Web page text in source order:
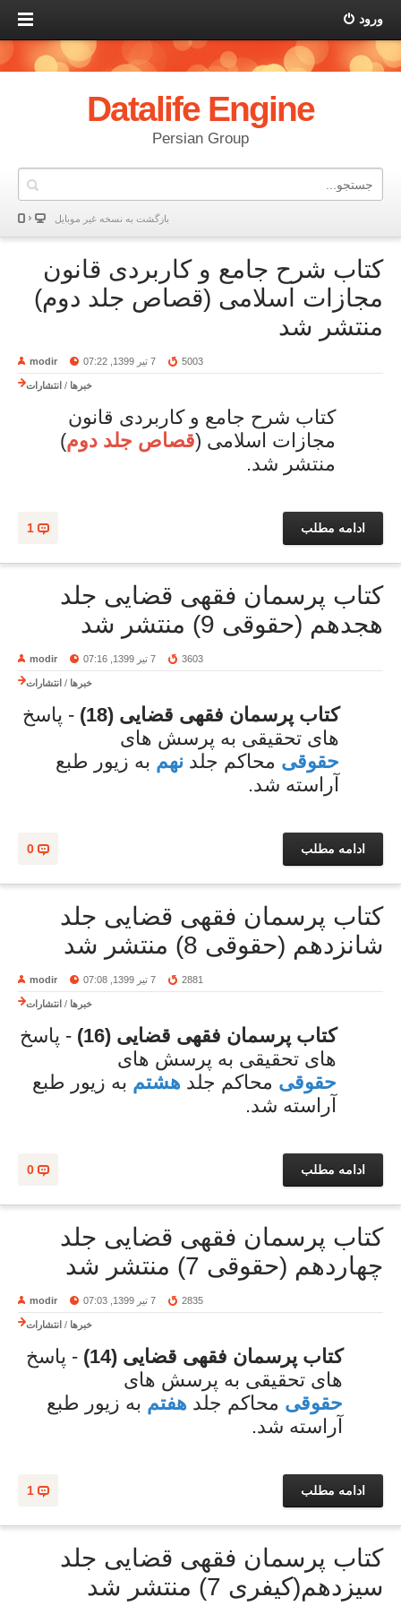
ورود
Datalife Engine
Persian Group
بازگشت به نسخه غير موبایل
کتاب شرح جامع و کاربردی قانون
مجازات اسلامی (قصاص جلد دوم)
منتشر شد
modir 7 تیر 1399, 07:22 5003
خبرها / انتشارات
کتاب شرح جامع و کاربردی قانون
مجازات اسلامی (قصاص جلد دوم)
منتشر شد.
1 ادامه مطلب
کتاب پرسمان فقهی قضایی جلد
هجدهم (حقوقی 9) منتشر شد
modir 7 تیر 1399, 07:16 3603
خبرها / انتشارات
کتاب پرسمان فقهی قضایی (18)
- پاسخ
های تحقیقی به پرسش های
حقوقی محاکم جلد نهم به زیور طبع
آراسته شد.
0 ادامه مطلب
کتاب پرسمان فقهی قضایی جلد
شانزدهم (حقوقی 8) منتشر شد
modir 7 تیر 1399, 07:08 2881
خبرها / انتشارات
کتاب پرسمان فقهی قضایی (16)
- پاسخ
های تحقیقی به پرسش های
حقوقی محاکم جلد هشتم به زیور طبع
آراسته شد.
0 ادامه مطلب
کتاب پرسمان فقهی قضایی جلد
چهاردهم (حقوقی 7) منتشر شد
modir 7 تیر 1399, 07:03 2835
خبرها / انتشارات
کتاب پرسمان فقهی قضایی (14)
- پاسخ
های تحقیقی به پرسش های
حقوقی محاکم جلد هفتم به زیور طبع
آراسته شد.
1 ادامه مطلب
کتاب پرسمان فقهی قضایی جلد
سیزدهم(کیفری 7) منتشر شد